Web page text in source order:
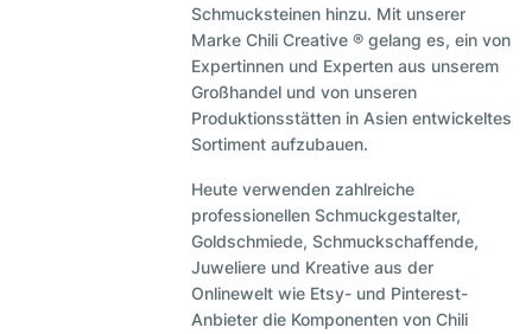
Schmucksteinen hinzu. Mit unserer
Marke Chili Creative ® gelang es, ein von
Expertinnen und Experten aus unserem
Großhandel und von unseren
Produktionsstätten in Asien entwickeltes
Sortiment aufzubauen.
Heute verwenden zahlreiche
professionellen Schmuckgestalter,
Goldschmiede, Schmuckschaffende,
Juweliere und Kreative aus der
Onlinewelt wie Etsy- und Pinterest-
Anbieter die Komponenten von Chili